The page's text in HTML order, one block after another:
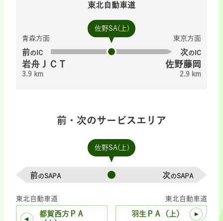
東北自動車道
佐野SA(上)
青森方面
前のIC
岩舟ＪＣＴ
3.9 km
東京方面
次のIC
佐野藤岡
2.9 km
前・次のサービスエリア
佐野SA(上)
前のSAPA 次のSAPA
東北自動車道
都賀西方ＰＡ
東北自動車道
羽生ＰＡ（上）